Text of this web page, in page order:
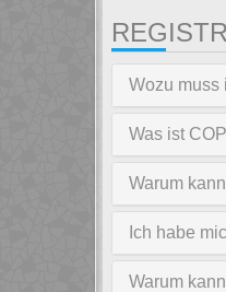
Wozu muss
Was ist
Warum
Ich habe
Warum